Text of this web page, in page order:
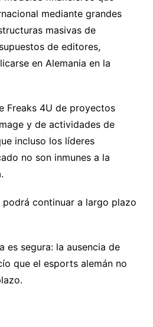
mediante grandes
masivas de
de editores,
en Alemania en la
Freaks 4U de proyectos
y de actividades de
incluso los líderes
no son inmunes a la
continuar a largo plazo
es segura: la ausencia de
que el esports alemán no